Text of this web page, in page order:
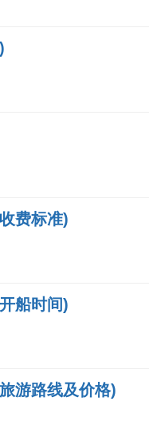
费标准)
船时间)
游路线及价格)